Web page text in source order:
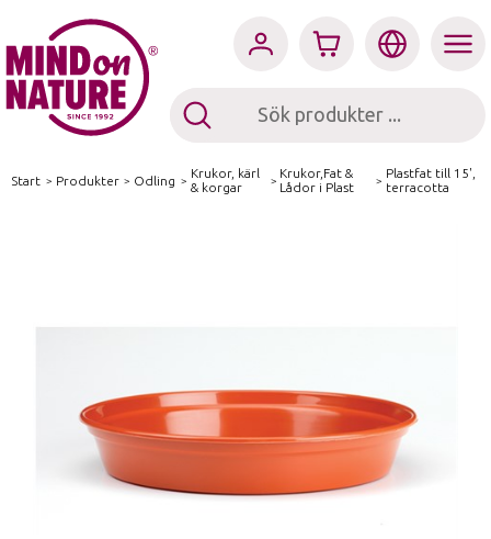
Start / Produkter / Odling / Krukor, kärl
& korgar
/ Krukor,Fat &
Lådor i Plast
/ Plastfat till 15',
terracotta